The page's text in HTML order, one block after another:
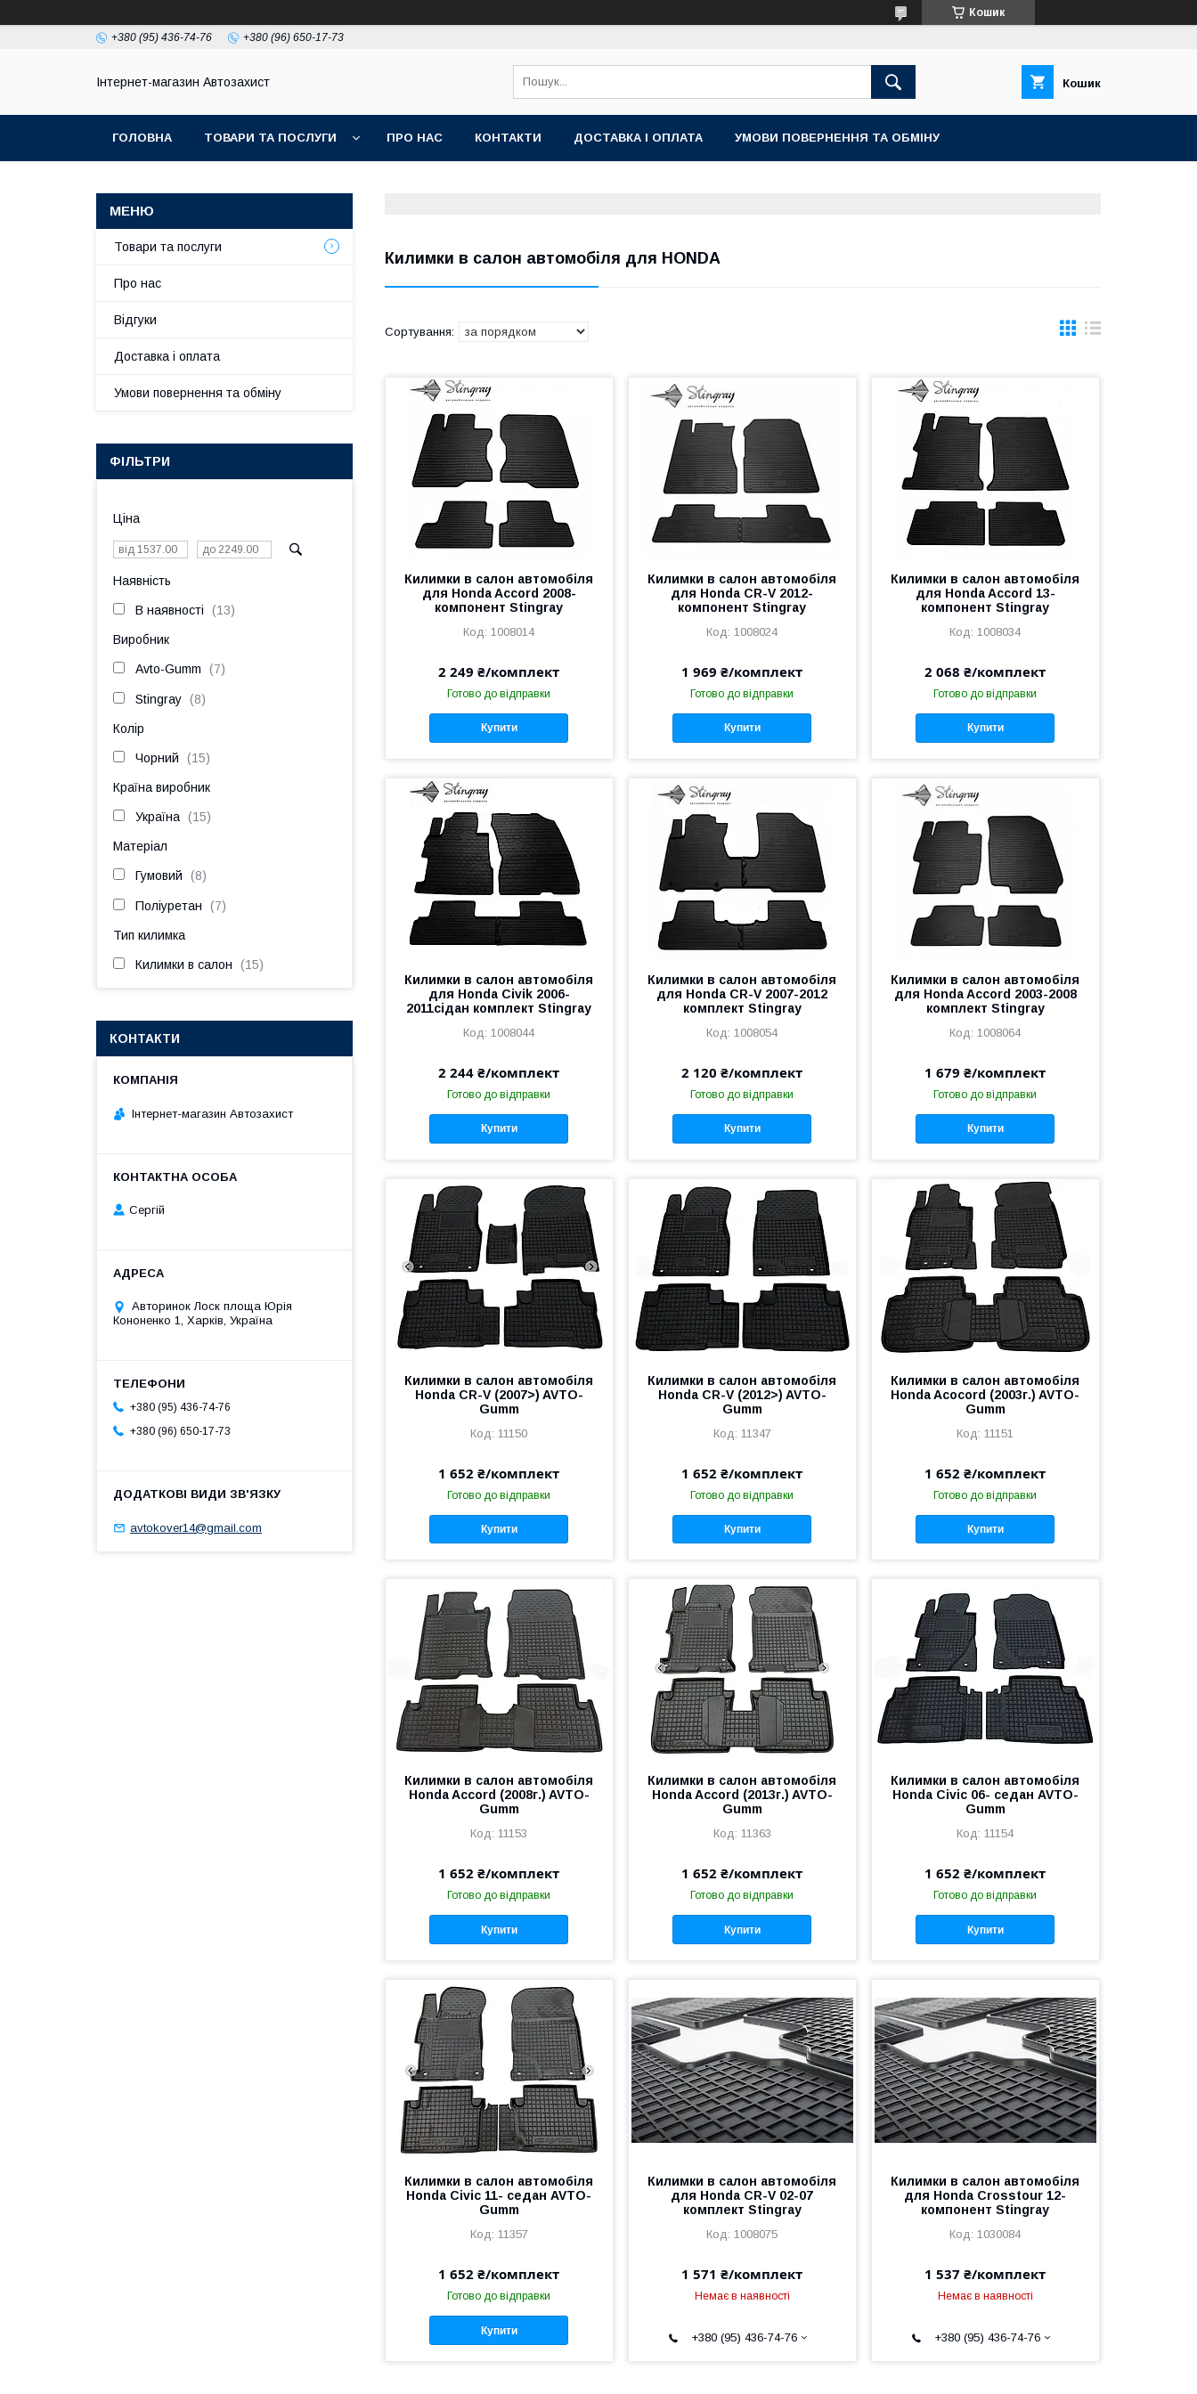
Кошик
+380 (95) 436-74-76 +380 (96) 650-17-73
Інтернет-магазин Автозахист Кошик
ГОЛОВНА ТОВАРИ ТА ПОСЛУГИ ПРО НАС КОНТАКТИ ДОСТАВКА І ОПЛАТА УМОВИ ПОВЕРНЕННЯ ТА ОБМІНУ
Килимки в салон автомобіля для HONDA
Килимки в салон автомобіля
для Honda Accord 2008-
компонент Stingray
1008014
2 249 ₴/комплект
Готово до відправки
Купити
Килимки в салон автомобіля
для Honda CR-V 2012-
компонент Stingray
1008024
1 969 ₴/комплект
Готово до відправки
Купити
Килимки в салон автомобіля
для Honda Accord 13-
компонент Stingray
1008034
2 068 ₴/комплект
Готово до відправки
Купити
Килимки в салон автомобіля
для Honda Civik 2006-
2011сідан комплект Stingray
1008044
2 244 ₴/комплект
Готово до відправки
Купити
Килимки в салон автомобіля
для Honda CR-V 2007-2012
комплект Stingray
1008054
2 120 ₴/комплект
Готово до відправки
Купити
Килимки в салон автомобіля
для Honda Accord 2003-2008
комплект Stingray
1008064
1 679 ₴/комплект
Готово до відправки
Купити
Килимки в салон автомобіля
Honda CR-V (2007>) AVTO-
Gumm
11150
1 652 ₴/комплект
Готово до відправки
Купити
Килимки в салон автомобіля
Honda CR-V (2012>) AVTO-
Gumm
11347
1 652 ₴/комплект
Готово до відправки
Купити
Килимки в салон автомобіля
Honda Acocord (2003г.) AVTO-
Gumm
11151
1 652 ₴/комплект
Готово до відправки
Купити
Килимки в салон автомобіля
Honda Accord (2008г.) AVTO-
Gumm
11153
1 652 ₴/комплект
Готово до відправки
Купити
Килимки в салон автомобіля
Honda Accord (2013г.) AVTO-
Gumm
11363
1 652 ₴/комплект
Готово до відправки
Купити
Килимки в салон автомобіля
Honda Civic 06- седан AVTO-
Gumm
11154
1 652 ₴/комплект
Готово до відправки
Купити
Килимки в салон автомобіля
Honda Civic 11- седан AVTO-
Gumm
11357
1 652 ₴/комплект
Готово до відправки
Купити
Килимки в салон автомобіля
для Honda CR-V 02-07
комплект Stingray
1008075
1 571 ₴/комплект
Немає в наявності
+380 (95) 436-74-76
Килимки в салон автомобіля
для Honda Crosstour 12-
компонент Stingray
1030084
1 537 ₴/комплект
Немає в наявності
+380 (95) 436-74-76
Товари та послуги
Про нас
Відгуки
Доставка і оплата
Умови повернення та обміну
ФІЛЬТРИ
Ціна
Наявність
В наявності 13
Виробник
Avto-Gumm 7
Stingray 8
Колір
Чорний 15
Країна виробник
Україна 15
Матеріал
Гумовий 8
Поліуретан 7
Тип килимка
Килимки в салон 15
КОНТАКТИ
Інтернет-магазин Автозахист
Сергій
Авторинок Лоск площа Юрія
Кононенко 1, Харків, Україна
+380 (95) 436-74-76
+380 (96) 650-17-73
avtokover14@gmail.com